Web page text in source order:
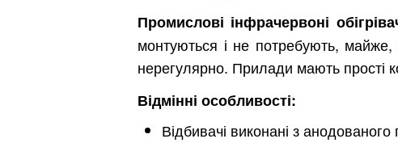
Промислові інфрачервоні
монтуються і не потребують, майже,
нерегулярно. Прилади мають прості
Відмінні особливості:
Відбивачі виконані з